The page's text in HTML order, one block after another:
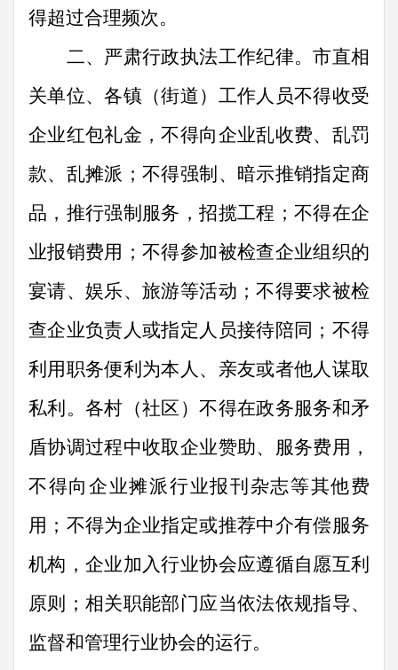
得超过合理频次。
二、严肃行政执法工作纪律。市直相
关单位、各镇（街道）工作人员不得收受
企业红包礼金，不得向企业乱收费、乱罚
款、乱摊派 ； 不得强制、暗示推销指定商
品，推行强制服务，招揽工程；不得在企
业报销费用；不得参加被检查企业组织的
宴请、娱乐、旅游等活动；不得要求被检
查企业负责人或指定人员接待陪同；不得
利用职务便利为本人、亲友或者他人谋取
私利。各村（社区）不得在政务服务和矛
盾协调过程中收取企业赞助、服务费用，
不得向企业摊派行业报刊杂志等其他费
用 ； 不得为企业指定或推荐中介有偿服务
机构，企业加入行业协会应遵循自愿互利
原则；相关职能部门应当依法依规指导、
监督和管理行业协会的运行。